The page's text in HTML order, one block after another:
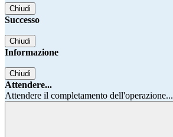
Chiudi
Successo
Chiudi
Informazione
Chiudi
Attendere...
Attendere il completamento dell'operazione...